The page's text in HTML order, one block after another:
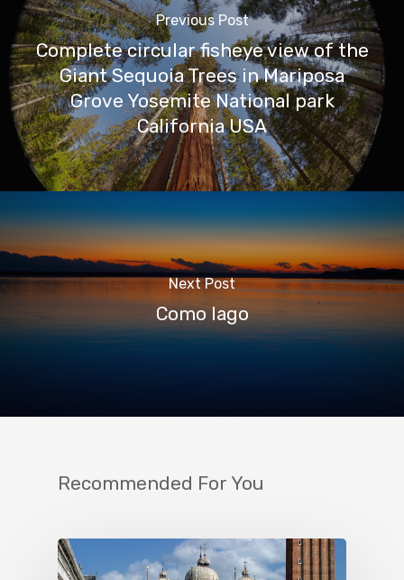
Previous Post
Complete circular fisheye view of the
Giant Sequoia Trees in Mariposa
Grove Yosemite National park
California USA
Next Post
Como lago
Recommended For You